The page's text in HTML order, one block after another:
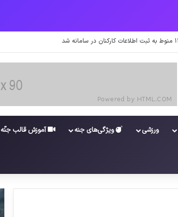
ورزشی ویژگی‌های جنه آموزش قالب جنّه